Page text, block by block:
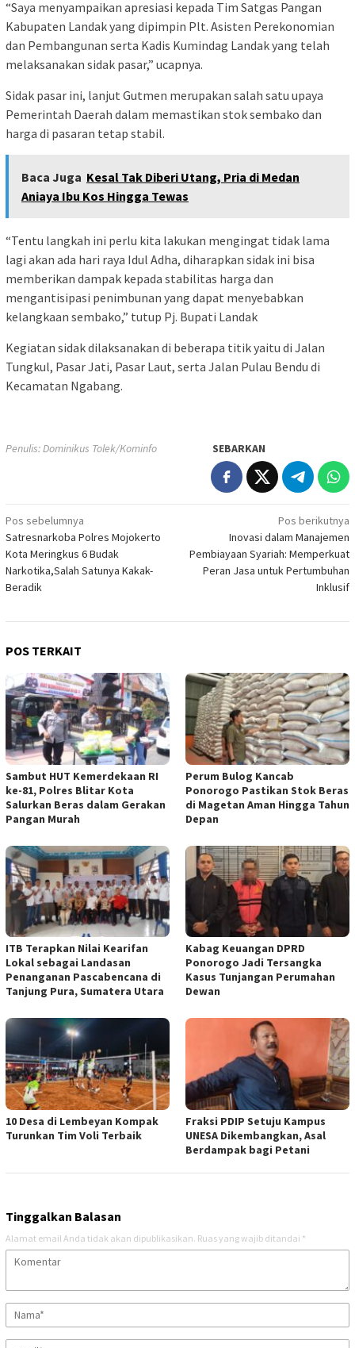
“Saya menyampaikan apresiasi kepada Tim Satgas Pangan
Kabupaten Landak yang dipimpin Plt. Asisten Perekonomian
dan Pembangunan serta Kadis Kumindag Landak yang telah
melaksanakan sidak pasar,” ucapnya.
Sidak pasar ini, lanjut Gutmen merupakan salah satu upaya
Pemerintah Daerah dalam memastikan stok sembako dan
harga di pasaran tetap stabil.
Baca Juga Kesal Tak Diberi Utang, Pria di Medan
Aniaya Ibu Kos Hingga Tewas
“Tentu langkah ini perlu kita lakukan mengingat tidak lama
lagi akan ada hari raya Idul Adha, diharapkan sidak ini bisa
memberikan dampak kepada stabilitas harga dan
mengantisipasi penimbunan yang dapat menyebabkan
kelangkaan sembako,” tutup Pj. Bupati Landak
Kegiatan sidak dilaksanakan di beberapa titik yaitu di Jalan
Tungkul, Pasar Jati, Pasar Laut, serta Jalan Pulau Bendu di
Kecamatan Ngabang.
Penulis: Dominikus Tolek/Kominfo SEBARKAN
Navigasi
pos
Pos sebelumnya
Satresnarkoba Polres Mojokerto
Kota Meringkus 6 Budak
Narkotika,Salah Satunya Kakak-
Beradik
Pos berikutnya
Inovasi dalam Manajemen
Pembiayaan Syariah: Memperkuat
Peran Jasa untuk Pertumbuhan
Inklusif
POS TERKAIT
Sambut HUT Kemerdekaan RI
ke-81, Polres Blitar Kota
Salurkan Beras dalam Gerakan
Pangan Murah
Perum Bulog Kancab
Ponorogo Pastikan Stok Beras
di Magetan Aman Hingga Tahun
Depan
ITB Terapkan Nilai Kearifan
Lokal sebagai Landasan
Penanganan Pascabencana di
Tanjung Pura, Sumatera Utara
Kabag Keuangan DPRD
Ponorogo Jadi Tersangka
Kasus Tunjangan Perumahan
Dewan
10 Desa di Lembeyan Kompak
Turunkan Tim Voli Terbaik
Fraksi PDIP Setuju Kampus
UNESA Dikembangkan, Asal
Berdampak bagi Petani
Tinggalkan Balasan
Alamat email Anda tidak akan dipublikasikan. Ruas yang wajib ditandai *